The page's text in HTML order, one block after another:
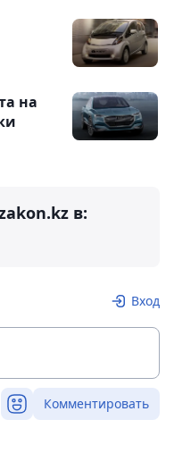
на
в:
Вход
Комментировать